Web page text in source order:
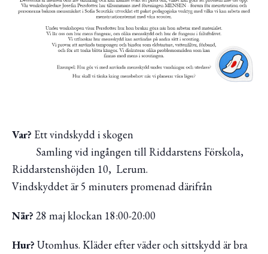
Var? Ett vindskydd i skogen
Samlingvid ingången till Riddarstens Förskola,
Riddarstenshöjden 10, Lerum.
Vindskyddet är 5 minuters promenad därifrån
När? 28 maj klockan 18:00-20:00
Hur? Utomhus. Kläder efter väder och sittskydd är bra